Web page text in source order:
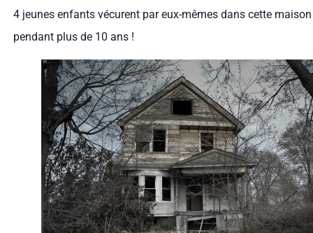
4 jeunes enfants vécurent par eux-mêmes dans cette maison
pendant plus de 10 ans !